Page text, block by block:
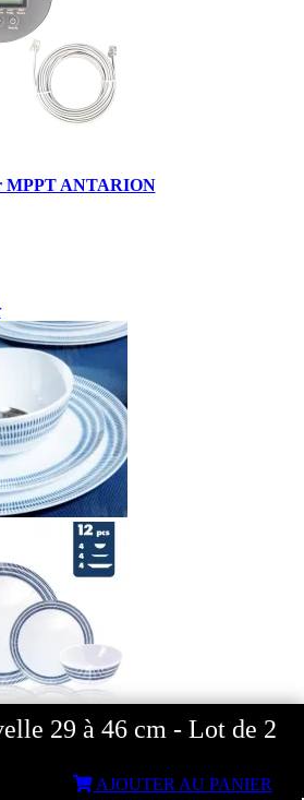
MPPT ANTARION
Mélamine ...
29 à 46 cm - Lot de 2
AJOUTER AU PANIER